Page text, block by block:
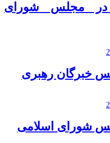
در مجلس شورای
خبرگان رهبری
شورای اسلامی